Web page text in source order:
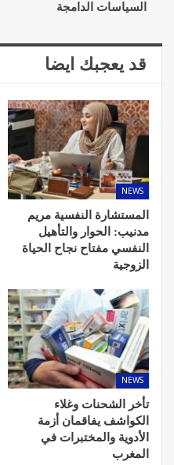
السياسات الدامجة
قد يعجبك ايضا
NEWS
المستشارة النفسية مريم
مدنيب: الحوار والتأهيل
النفسي مفتاح نجاح الحياة
الزوجية
NEWS
تأخر الشحنات وغلاء
الكواشف يفاقمان أزمة
الأدوية والمختبرات في
المغرب